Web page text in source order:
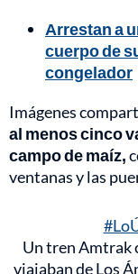
Arrestan a
cuerpo de
congelador
Imágenes
al menos cinco
campo de maíz,
ventanas y las
Un tren Amtrak
viajaban de Los